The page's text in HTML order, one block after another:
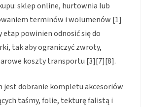
sklep online, hurtownia lub
terminów i wolumenów [1]
powinien odnosić się do
tak aby ograniczyć zwroty,
koszty transportu [3][7][8].
jest dobranie kompletu akcesoriów
taśmy, folie, tekturę falistą i